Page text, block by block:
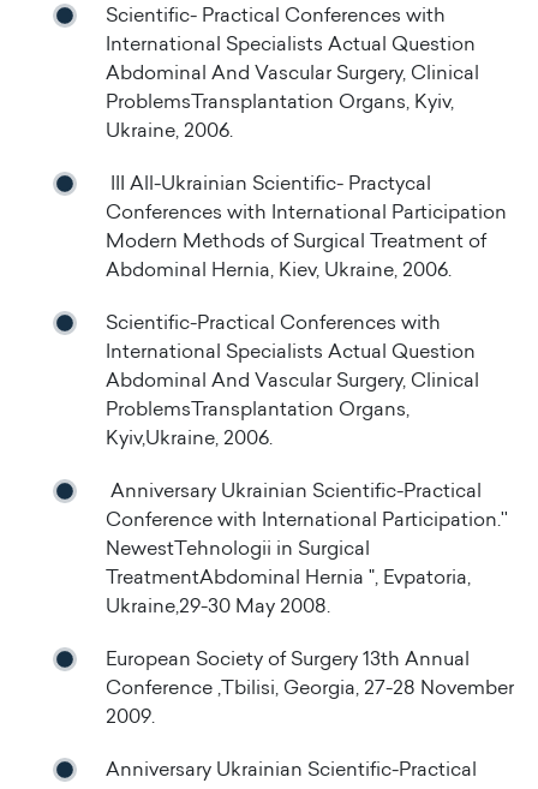
Scientific- Practical Conferences with
International Specialists Actual Question
Abdominal And Vascular Surgery, Clinical
ProblemsTransplantation Organs, Kyiv,
Ukraine, 2006.
III All-Ukrainian Scientific- Practycal
Conferences with International Participation
Modern Methods of Surgical Treatment of
Abdominal Hernia, Kiev, Ukraine, 2006.
Scientific-Practical Conferences with
International Specialists Actual Question
Abdominal And Vascular Surgery, Clinical
ProblemsTransplantation Organs,
Kyiv,Ukraine, 2006.
Anniversary Ukrainian Scientific-Practical
Conference with International Participation.''
NewestTehnologii in Surgical
TreatmentAbdominal Hernia ", Evpatoria,
Ukraine,29-30 May 2008.
European Society of Surgery 13th Annual
Conference ,Tbilisi, Georgia, 27-28 November
2009.
Anniversary Ukrainian Scientific-Practical